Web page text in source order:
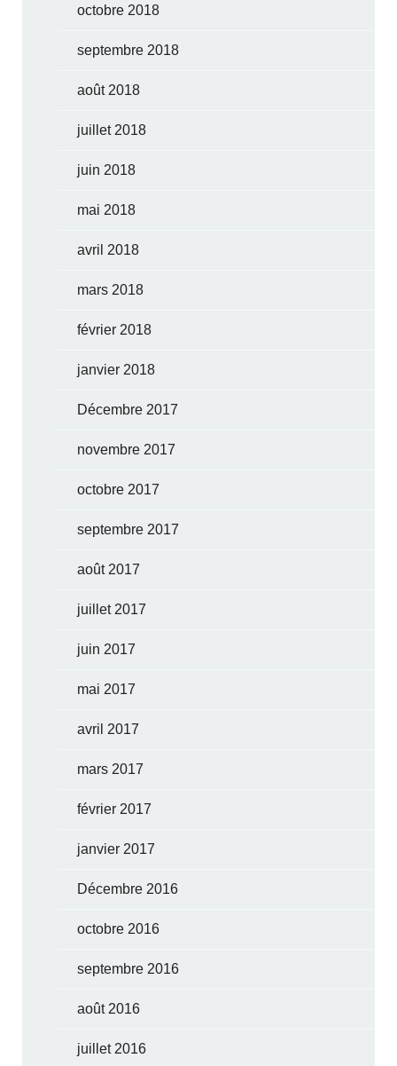
octobre 2018
septembre 2018
août 2018
juillet 2018
juin 2018
mai 2018
avril 2018
mars 2018
février 2018
janvier 2018
Décembre 2017
novembre 2017
octobre 2017
septembre 2017
août 2017
juillet 2017
juin 2017
mai 2017
avril 2017
mars 2017
février 2017
janvier 2017
Décembre 2016
octobre 2016
septembre 2016
août 2016
juillet 2016